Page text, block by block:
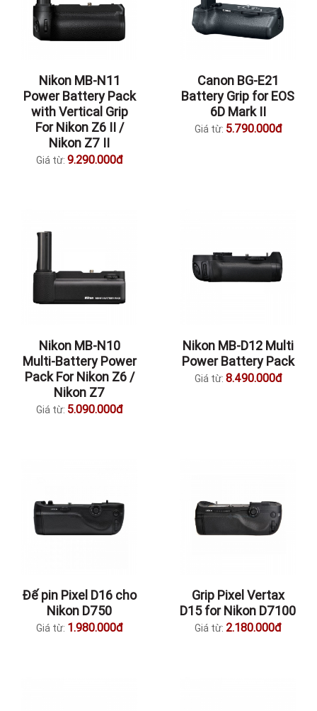
Nikon MB-N11
Power Battery Pack
with Vertical Grip
For Nikon Z6 II /
Nikon Z7 II
Giá từ: 9.290.000đ
Canon BG-E21
Battery Grip for EOS
6D Mark II
Giá từ: 5.790.000đ
Nikon MB-N10
Multi-Battery Power
Pack For Nikon Z6 /
Nikon Z7
Giá từ: 5.090.000đ
Nikon MB-D12 Multi
Power Battery Pack
Giá từ: 8.490.000đ
Đế pin Pixel D16 cho
Nikon D750
Giá từ: 1.980.000đ
Grip Pixel Vertax
D15 for Nikon D7100
Giá từ: 2.180.000đ